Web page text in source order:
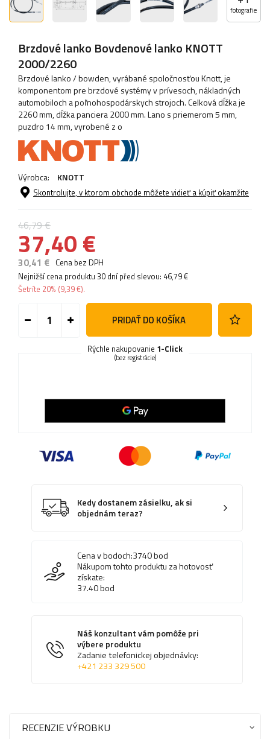
fotografie
Brzdové lanko Bovdenové lanko KNOTT
2000/2260
Brzdové lanko / bowden, vyrábané spoločnosťou Knott, je
komponentom pre brzdové systémy v prívesoch, nákladných
automobiloch a poľnohospodárskych strojoch. Celková dĺžka je
2260 mm, dĺžka panciera 2000 mm. Lano s priemerom 5 mm,
puzdro 14 mm, vyrobené z o
Výrobca: KNOTT
Skontrolujte, v ktorom obchode môžete vidieť a kúpiť okamžite
46,79 €
37,40 €
30,41 € Cena bez DPH
Nejnižší cena produktu 30 dní před slevou: 46,79 €
Šetríte 20% (9,39 €).
PRIDAŤ DO KOŠÍKA
Rýchle nakupovanie 1-Click
(bez registrácie)
Kedy dostanem zásielku, ak si
objednám teraz?
Cena v bodoch:3740bod
Nákupom tohto produktu za hotovosť
získate:
37.40bod
Náš konzultant vám pomôže pri
výbere produktu
Zadanie telefonickej objednávky:
+421 233 329 500
RECENZIE VÝROBKU